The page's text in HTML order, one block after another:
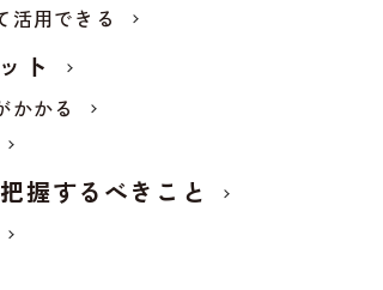
活用できる
ト
かかる
握するべきこと